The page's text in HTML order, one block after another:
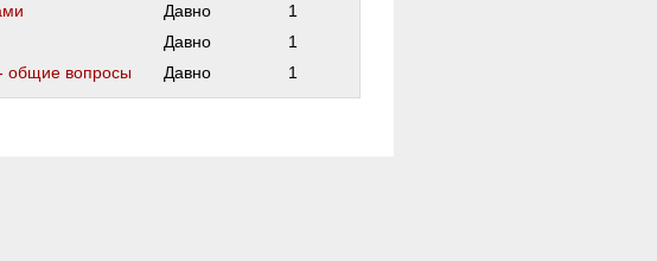
Давно
1
Давно
1
общие вопросы Давно 1